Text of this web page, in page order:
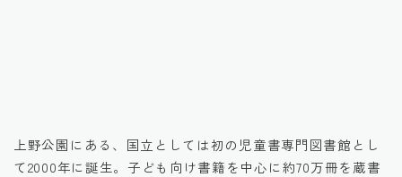
上野公園にある、国立としては初の児童書専門図書館とし
て2000年に誕生。子ども向け書籍を中心に約70万冊を蔵書